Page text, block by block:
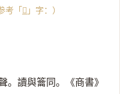
考「𥸤 」字：）
。讀與籥同。《商書》